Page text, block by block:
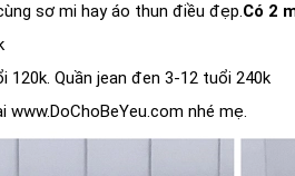
sơ mi hay áo thun điều đẹp.Có 2
Quần jean đen 3-12 tuổi 240k
nhé mẹ.